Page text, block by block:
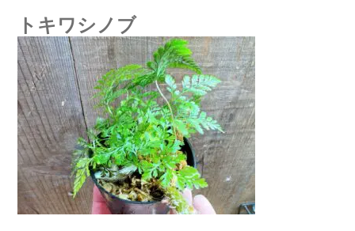
トキワシノブ